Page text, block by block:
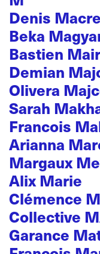
Denis
Beka
Bastien
Demian
Olivera
Sarah
Francois
Arianna
Margaux
Alix Marie
Clémence
Collective
Garance